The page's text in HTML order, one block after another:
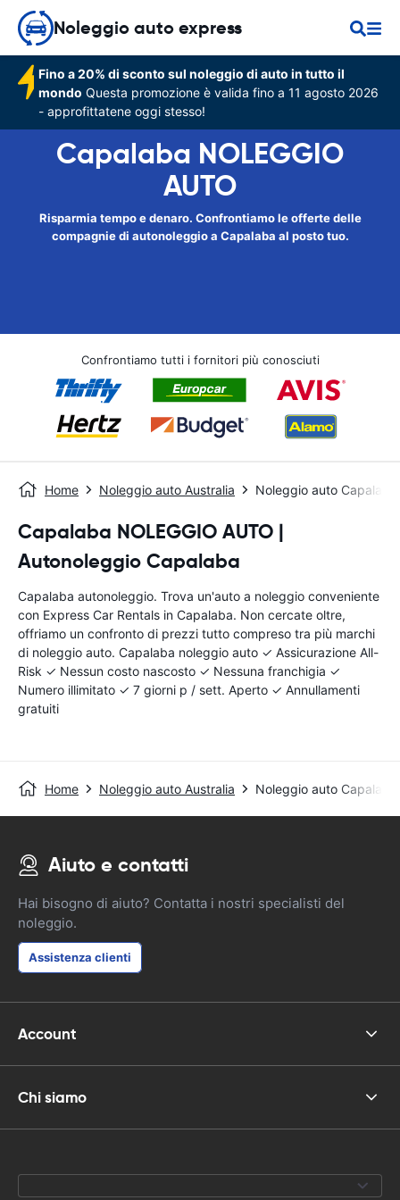
Noleggio auto express
Fino a 20% di sconto sul noleggio di auto in tutto il
mondo Questa promozione è valida fino a 11 agosto 2026
- approfittatene oggi stesso!
Capalaba NOLEGGIO
AUTO
Risparmia tempo e denaro. Confrontiamo le offerte delle
compagnie di autonoleggio a Capalaba al posto tuo.
Confrontiamo tutti i fornitori più conosciuti
Home Noleggio auto Australia Noleggio auto Capalaba
Capalaba NOLEGGIO AUTO |
Autonoleggio Capalaba
Capalaba autonoleggio. Trova un'auto a noleggio conveniente
con Express Car Rentals in Capalaba. Non cercate oltre,
offriamo un confronto di prezzi tutto compreso tra più marchi
di noleggio auto. Capalaba noleggio auto ✓ Assicurazione All-
Risk ✓ Nessun costo nascosto ✓ Nessuna franchigia ✓
Numero illimitato ✓ 7 giorni p / sett. Aperto ✓ Annullamenti
gratuiti
Home Noleggio auto Australia Noleggio auto Capalaba
Aiuto e contatti
Hai bisogno di aiuto? Contatta i nostri specialisti del
noleggio.
Assistenza clienti
Account
Chi siamo